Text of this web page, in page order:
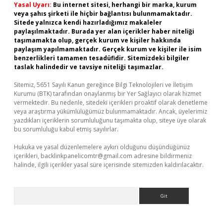
Yasal Uyarı: Bu internet sitesi, herhangi bir marka, kurum
veya şahıs şirketi ile hiçbir bağlantısı bulunmamaktadır.
Sitede yalnızca kendi hazırladığımız makaleler
paylaşılmaktadır. Burada yer alan içerikler haber niteliği
taşımamakta olup, gerçek kurum ve kişiler hakkında
paylaşım yapılmamaktadır. Gerçek kurum ve kişiler ile isim
benzerlikleri tamamen tesadüfidir. Sitemizdeki bilgiler
taslak halindedir ve tavsiye niteliği taşımazlar.
Sitemiz, 5651 Sayılı Kanun gereğince Bilgi Teknolojileri ve İletişim
Kurumu (BTK) tarafından onaylanmış bir Yer Sağlayıcı olarak hizmet
vermektedir. Bu nedenle, sitedeki içerikleri proaktif olarak denetleme
veya araştırma yükümlülüğümüz bulunmamaktadır. Ancak, üyelerimiz
yazdıkları içeriklerin sorumluluğunu taşımakta olup, siteye üye olarak
bu sorumluluğu kabul etmiş sayılırlar.
Hukuka ve yasal düzenlemelere aykırı olduğunu düşündüğünüz
içerikleri, backlinkpanelicomtr@gmail.com adresine bildirmeniz
halinde, ilgili içerikler yasal süre içerisinde sitemizden kaldırılacaktır.